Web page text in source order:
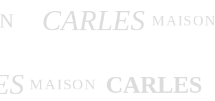
CARLES MAISON
MAISON CARLES